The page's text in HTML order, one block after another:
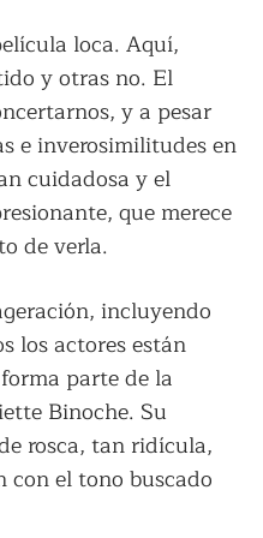
loca. Aquí,
y otras no. El
y a pesar
e inverosimilitudes en
cuidadosa y el
que merece
de verla.
incluyendo
los actores están
parte de la
Binoche. Su
rosca, tan ridícula,
con el tono buscado